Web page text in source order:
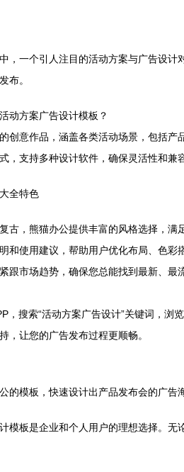
，一个引人注目的活动方案与广告设
布。
动方案广告设计模板？
创意作品，涵盖各类活动场景，包括
，支持多种设计软件，确保灵活性和兼
全特色
古，熊猫办公提供丰富的风格选择，满
和使用建议，帮助用户优化布局、色彩
跟市场趋势，确保您总能找到最新、最
，搜索“活动方案广告设计”关键词，
，让您的广告发布过程更顺畅。
的模板，快速设计出产品发布会的广
模板是企业和个人用户的理想选择。